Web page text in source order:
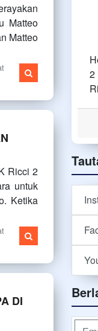
Matteo
Matteo
Ricci 2
untuk
Ketika
DI
2